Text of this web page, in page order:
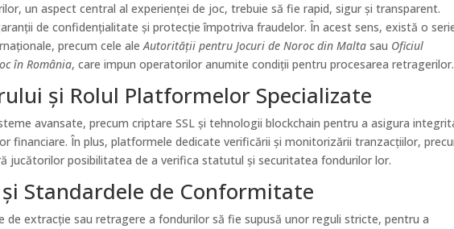
un aspect central al experienței de joc, trebuie să fie rapid, sigur și transparent.
de confidențialitate și protecție împotriva fraudelor. În acest sens, există o
precum cele aleAutorității pentru Jocuri de Noroc din Malta sau Oficiul
în România, care impun operatorilor anumite condiții pentru procesarea retragerilor.
și Rolul Platformelor Specializate
avansate, precum criptare SSL și tehnologii blockchain pentru a asigura
financiare. În plus, platformele dedicate verificării și monitorizării tranzacțiilor,
jucătorilor posibilitatea de a verifica statutul și securitatea fondurilor lor.
Standardele de Conformitate
de extracție sau retragere a fondurilor să fie supusă unor reguli stricte, pentru a